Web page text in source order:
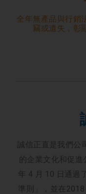
全年無產品與行銷
竊或遺失，彰
誠信正直是我們公
的企業文化和促
年 4 月 10 日通過
準則」，並在2018